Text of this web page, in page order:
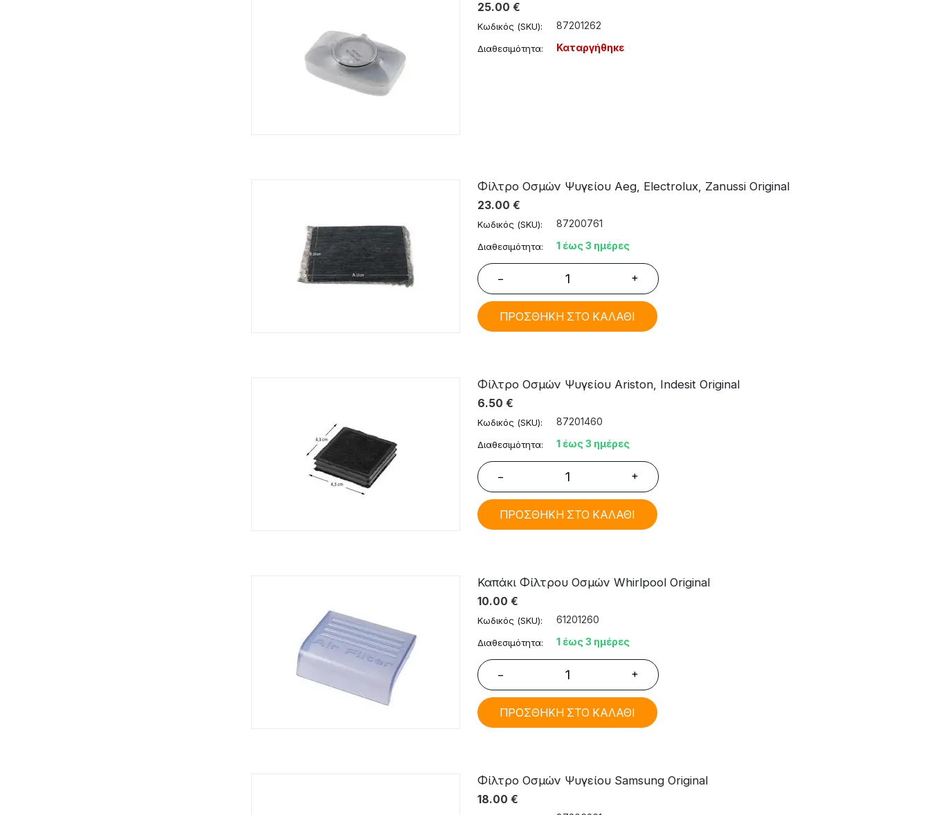
25.00 €
Κωδικός (SKU): 87201262
Διαθεσιμότητα: Καταργήθηκε
Φίλτρο Οσμών Ψυγείου Aeg, Electrolux, Zanussi Original
23.00 €
Κωδικός (SKU): 87200761
Διαθεσιμότητα: 1 έως 3 ημέρες
− +
ΠΡΟΣΘΗΚΗ ΣΤΟ ΚΑΛΑΘΙ
Φίλτρο Οσμών Ψυγείου Ariston, Indesit Original
6.50 €
Κωδικός (SKU): 87201460
Διαθεσιμότητα: 1 έως 3 ημέρες
− +
ΠΡΟΣΘΗΚΗ ΣΤΟ ΚΑΛΑΘΙ
Καπάκι Φίλτρου Οσμών Whirlpool Original
10.00 €
Κωδικός (SKU): 61201260
Διαθεσιμότητα: 1 έως 3 ημέρες
− +
ΠΡΟΣΘΗΚΗ ΣΤΟ ΚΑΛΑΘΙ
Φίλτρο Οσμών Ψυγείου Samsung Original
18.00 €